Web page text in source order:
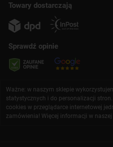
Towary dostarczają
Sprawdź opinie
Ważne: w naszym sklepie
statystycznych i do personalizacji
cookies w przeglądarce internetowej
zamówienia! Więcej informacji w naszej